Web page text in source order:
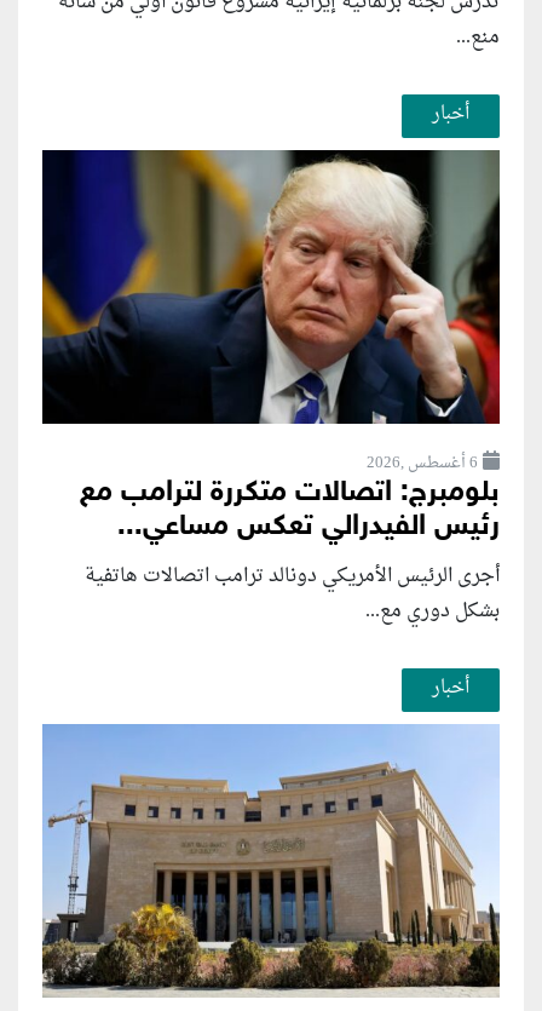
منع...
أخبار
6 أغسطس ,2026
بلومبرج: اتصالات متكررة لترامب مع
رئيس الفيدرالي تعكس مساعي...
أجرى الرئيس الأمريكي دونالد ترامب اتصالات هاتفية
بشكل دوري مع...
أخبار